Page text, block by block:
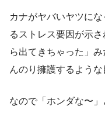
カナがヤバいヤツに
るストレス要因が示
ら出てきちゃった」
んのり擁護するような
なので「ホンダな〜